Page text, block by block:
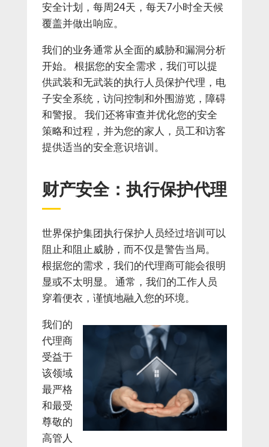
安全计划，每周24天，每天7小时全天候
覆盖并做出响应。
我们的业务通常从全面的威胁和漏洞分析
开始。 根据您的安全需求，我们可以提
供武装和无武装的执行人员保护代理，电
子安全系统，访问控制和外围游览，障碍
和警报。 我们还将审查并优化您的安全
策略和过程，并为您的家人，员工和访客
提供适当的安全意识培训。
财产安全：执行保护代理
世界保护集团执行保护人员经过培训可以
阻止和阻止威胁，而不仅是警告当局。
根据您的需求，我们的代理商可能会很明
显或不太明显。 通常，我们的工作人员
穿着便衣，谨慎地融入您的环境。
我们的
代理商
受益于
该领域
最严格
和最受
尊敬的
高管人